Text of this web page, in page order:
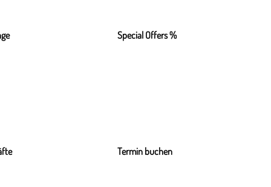
Special Offers %
Termin buchen